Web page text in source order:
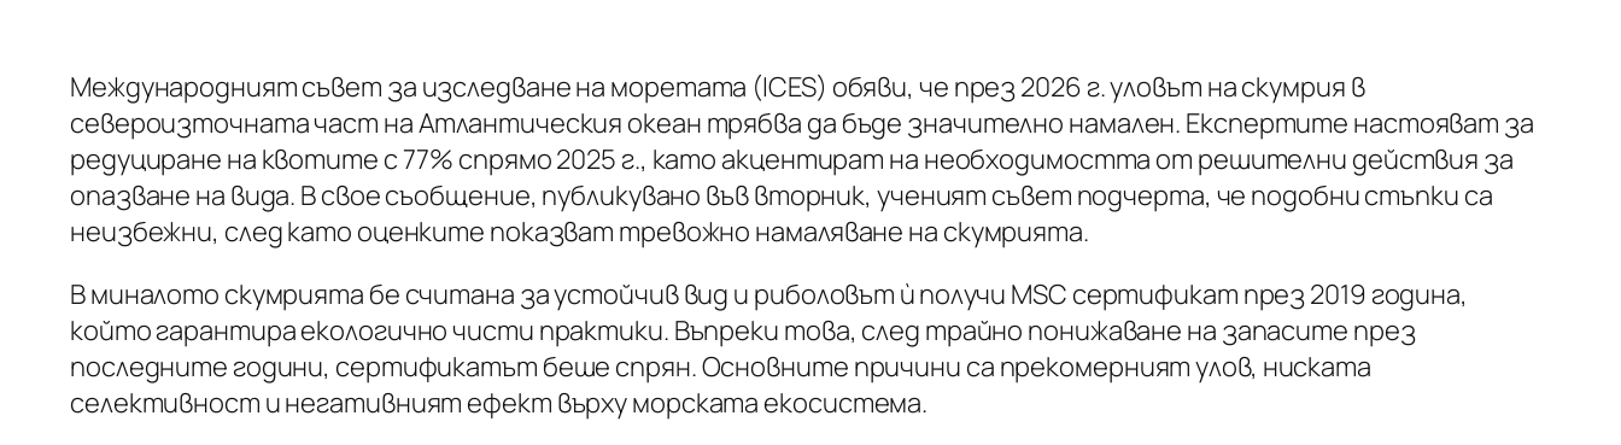
Международният съвет за изследване на моретата (ICES) обяви, че през 2026 г. уловът на скумрия в
североизточната част на Атлантическия океан трябва да бъде значително намален. Експертите настояват за
редуциране на квотите с 77% спрямо 2025 г., като акцентират на необходимостта от решителни действия за
опазване на вида. В свое съобщение, публикувано във вторник, ученият съвет подчерта, че подобни стъпки са
неизбежни, след като оценките показват тревожно намаляване на скумрията.
В миналото скумрията бе считана за устойчив вид и риболовът ѝ получи MSC сертификат през 2019 година,
който гарантира екологично чисти практики. Въпреки това, след трайно понижаване на запасите през
последните години, сертификатът беше спрян. Основните причини са прекомерният улов, ниската
селективност и негативният ефект върху морската екосистема.